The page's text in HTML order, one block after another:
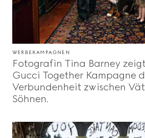
WERBEKAMPAGNEN
Fotografin Tina Barney
Gucci Together Kampagne
Verbundenheit zwischen
Söhnen.